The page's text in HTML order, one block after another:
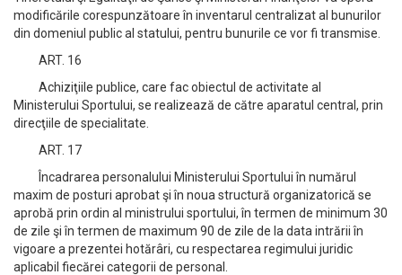
modificările corespunzătoare în inventarul centralizat al bunurilor
din domeniul public al statului, pentru bunurile ce vor fi transmise.
ART. 16
Achiziţiile publice, care fac obiectul de activitate al
Ministerului Sportului, se realizează de către aparatul central, prin
direcţiile de specialitate.
ART. 17
Încadrarea personalului Ministerului Sportului în numărul
maxim de posturi aprobat şi în noua structură organizatorică se
aprobă prin ordin al ministrului sportului, în termen de minimum 30
de zile şi în termen de maximum 90 de zile de la data intrării în
vigoare a prezentei hotărâri, cu respectarea regimului juridic
aplicabil fiecărei categorii de personal.